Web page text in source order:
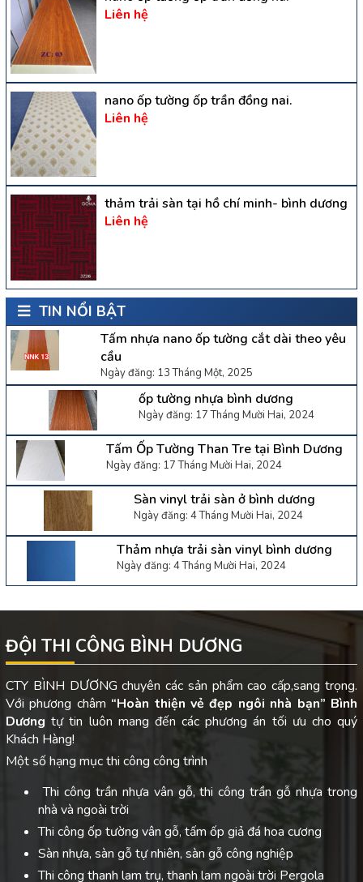
Liên hệ
nano ốp tường ốp trần đồng nai.
Liên hệ
thảm trải sàn tại hồ chí minh- bình dương
Liên hệ
TIN NỔI BẬT
Tấm nhựa nano ốp tường cắt dài theo yêu
cầu
Ngày đăng: 13 Tháng Một, 2025
ốp tường nhựa bình dương
Ngày đăng: 17 Tháng Mười Hai, 2024
Tấm Ốp Tường Than Tre tại Bình Dương
Ngày đăng: 17 Tháng Mười Hai, 2024
Sàn vinyl trải sàn ở bình dương
Ngày đăng: 4 Tháng Mười Hai, 2024
Thảm nhựa trải sàn vinyl bình dương
Ngày đăng: 4 Tháng Mười Hai, 2024
ĐỘI THI CÔNG BÌNH DƯƠNG
CTY BÌNH DƯƠNG chuyên các sản phẩm cao cấp,sang trọng.
Với phương châm “Hoàn thiện vẻ đẹp ngôi nhà bạn” Bình
Dươngtự tin luôn mang đến các phương án tối ưu cho quý
Khách Hàng!
Một số hạng mục thi công công trình
Thi công trần nhựa vân gỗ, thi công trần gỗ nhựa trong
nhà và ngoài trời
Thi công ốp tường vân gỗ, tấm ốp giả đá hoa cương
Sàn nhựa, sàn gỗ tự nhiên, sàn gỗ công nghiệp
Thi công thanh lam trụ, thanh lam ngoài trời Pergola